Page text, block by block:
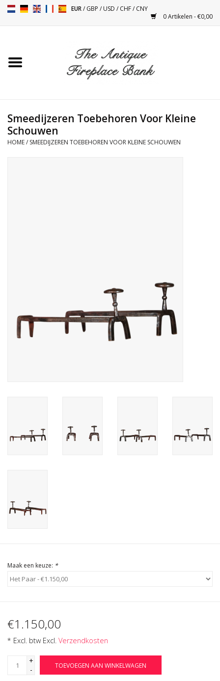
EUR/GBP /USD /CHF/CNY
0 Artikelen - €0,00
Toebehoren
Kacheltjes
Outlet
Smeedijzeren Toebehoren Voor Kleine
Schouwen
HOME/ SMEEDIJZEREN TOEBEHOREN VOOR KLEINE SCHOUWEN
Maak een keuze: *
€1.150,00
* Excl. btw Excl. Verzendkosten
+
-
TOEVOEGEN AAN WINKELWAGEN